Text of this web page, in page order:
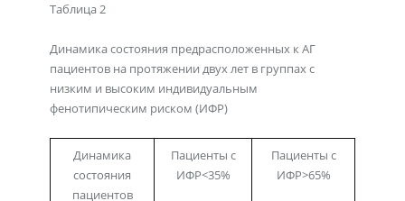
Таблица 2
Динамика состояния предрасположенных к АГ
пациентов на протяжении двух лет в группах с
низким и высоким индивидуальным
фенотипическим риском (ИФР)
Динамика
состояния
пациентов
Пациенты с
ИФР<35%
Пациенты с
ИФР>65%